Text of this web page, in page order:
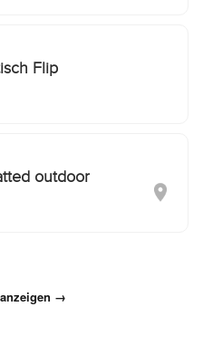
Flip
outdoor
→